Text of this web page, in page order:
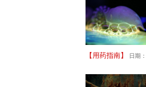
【 用药指南】 日期：